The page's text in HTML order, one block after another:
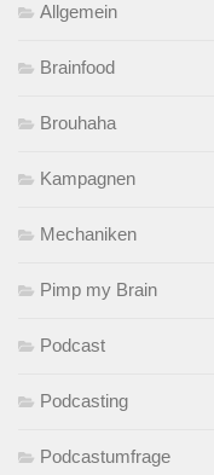
Allgemein
Brainfood
Brouhaha
Kampagnen
Mechaniken
Pimp my Brain
Podcast
Podcasting
Podcastumfrage